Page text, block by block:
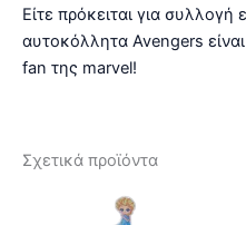
Είτε πρόκειται για συλλογή
αυτοκόλλητα Avengers
fan της marvel!
Σχετικά προϊόντα